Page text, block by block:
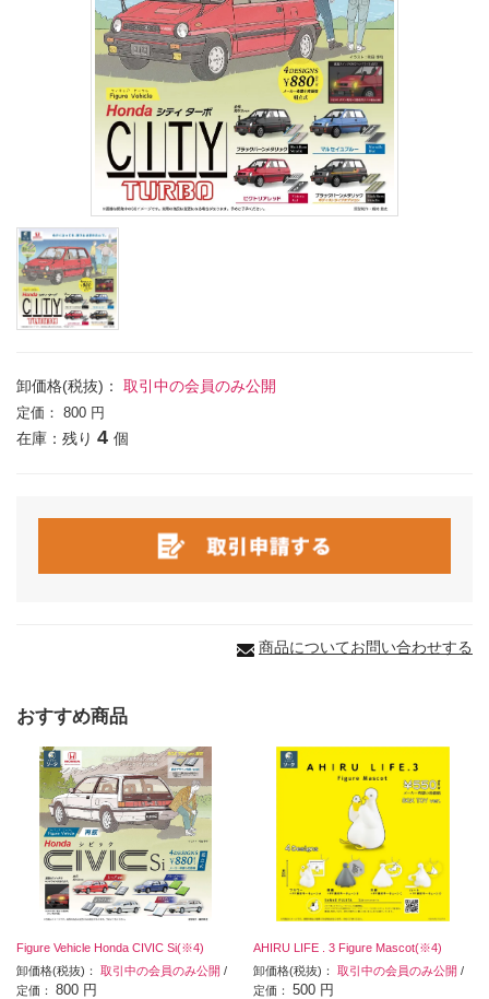
卸価格(税抜)： 取引中の会員のみ公開
定価： 800 円
在庫：残り 4 個
商品についてお問い合わせする
おすすめ商品
Figure Vehicle Honda CIVIC Si(※4)
卸価格(税抜)： 取引中の会員のみ公開 /
定価： 800 円
AHIRU LIFE . 3 Figure Mascot(※4)
卸価格(税抜)：取引中の会員のみ公開 /
定価：500 円